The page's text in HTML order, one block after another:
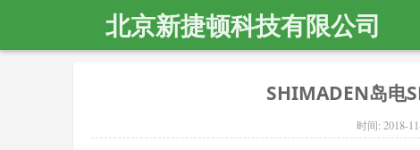
北京新捷顿科技有限公司
SHIMADEN岛电
时间: 2018-